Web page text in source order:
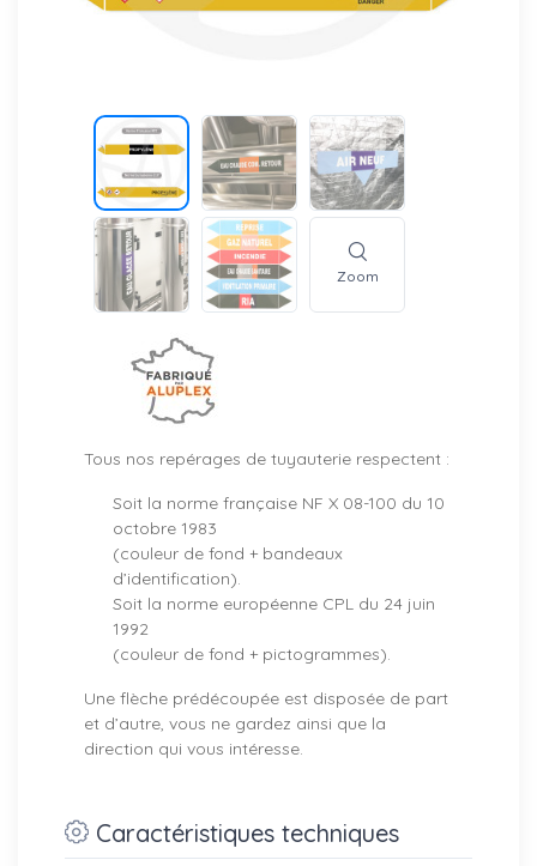
Zoom
Tous nos repérages de tuyauterie respectent :
Soit la norme française NF X 08-100 du 10
octobre 1983
(couleur de fond + bandeaux
d’identification).
Soit la norme européenne CPL du 24 juin
1992
(couleur de fond + pictogrammes).
Une flèche prédécoupée est disposée de part
et d’autre, vous ne gardez ainsi que la
direction qui vous intéresse.
Caractéristiques techniques